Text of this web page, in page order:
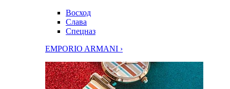
Восход
Слава
Спецназ
EMPORIO ARMANI ›